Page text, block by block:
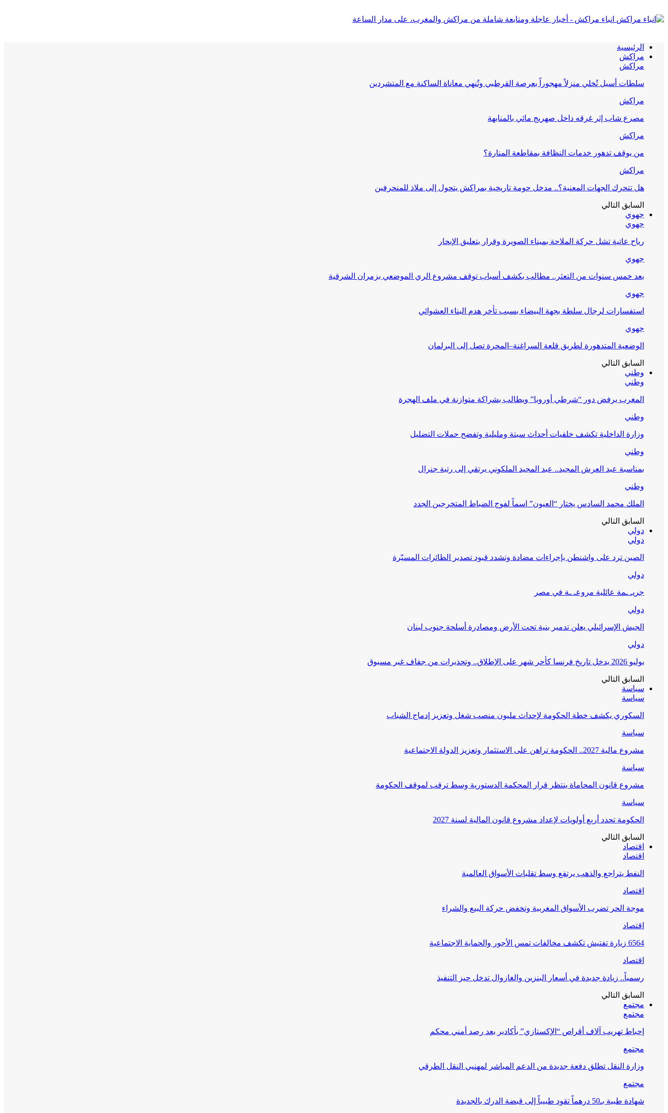
انباء مراكش - أخبار عاجلة ومتابعة شاملة من مراكش والمغرب، على مدار الساعة
الرئيسية
مراكش
مراكش
سلطات أسيل تُخلي منزلاً مهجوراً بعرصة القرطبي وتُنهي معاناة الساكنة مع المتشردين
مراكش
مصرع شاب إثر غرقه داخل صهريج مائي بالمنابهة
مراكش
من يوقف تدهور خدمات النظافة بمقاطعة المنارة؟
مراكش
هل تتحرك الجهات المعنية؟.. مدخل حومة تاريخية بمراكش يتحول إلى ملاذ للمنحرفين
السابق التالي
جهوي
جهوي
رياح عاتية تشل حركة الملاحة بميناء الصويرة وقرار بتعليق الإبحار
جهوي
بعد خمس سنوات من التعثر.. مطالب بكشف أسباب توقف مشروع الري الموضعي بزمران الشرقية
جهوي
استفسارات لرجال سلطة بجهة البيضاء بسبب تأخر هدم البناء العشوائي
جهوي
الوضعية المتدهورة لطريق قلعة السراغنة–المحرة تصل إلى البرلمان
السابق التالي
وطني
وطني
المغرب يرفض دور “شرطي أوروبا” ويطالب بشراكة متوازنة في ملف الهجرة
وطني
وزارة الداخلية تكشف خلفيات أحداث سبتة ومليلية وتفضح حملات التضليل
وطني
بمناسبة عيد العرش المجيد.. عبد المجيد الملكوني يرتقي إلى رتبة جنرال
وطني
الملك محمد السادس يختار “العيون” اسماً لفوج الضباط المتخرجين الجدد
السابق التالي
دولي
دولي
الصين ترد على واشنطن بإجراءات مضادة وتشدد قيود تصدير الطائرات المسيّرة
دولي
جريـ ـمة عائلية مروعـ ـة في مصر
دولي
الجيش الإسرائيلي يعلن تدمير بنية تحت الأرض ومصادرة أسلحة جنوب لبنان
دولي
يوليو 2026 يدخل تاريخ فرنسا كأحر شهر على الإطلاق.. وتحذيرات من جفاف غير مسبوق
السابق التالي
سياسة
سياسة
السكوري يكشف خطة الحكومة لإحداث مليون منصب شغل وتعزيز إدماج الشباب
سياسة
مشروع مالية 2027.. الحكومة تراهن على الاستثمار وتعزيز الدولة الاجتماعية
سياسة
مشروع قانون المحاماة ينتظر قرار المحكمة الدستورية وسط ترقب لموقف الحكومة
سياسة
الحكومة تحدد أربع أولويات لإعداد مشروع قانون المالية لسنة 2027
السابق التالي
اقتصاد
اقتصاد
النفط يتراجع والذهب يرتفع وسط تقلبات الأسواق العالمية
اقتصاد
موجة الحر تضرب الأسواق المغربية وتخفض حركة البيع والشراء
اقتصاد
6564 زيارة تفتيش تكشف مخالفات تمس الأجور والحماية الاجتماعية
اقتصاد
رسمياً.. زيادة جديدة في أسعار البنزين والغازوال تدخل حيز التنفيذ
السابق التالي
مجتمع
مجتمع
إحباط تهريب آلاف أقراص “الإكستازي” بأكادير بعد رصد أمني محكم
مجتمع
وزارة النقل تطلق دفعة جديدة من الدعم المباشر لمهنيي النقل الطرقي
مجتمع
شهادة طبية بـ50 درهماً تقود طبيباً إلى قبضة الدرك بالجديدة